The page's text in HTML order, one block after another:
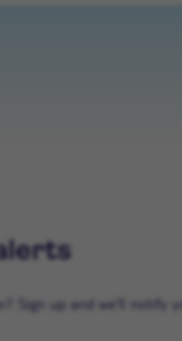
Sign up and we'll notify